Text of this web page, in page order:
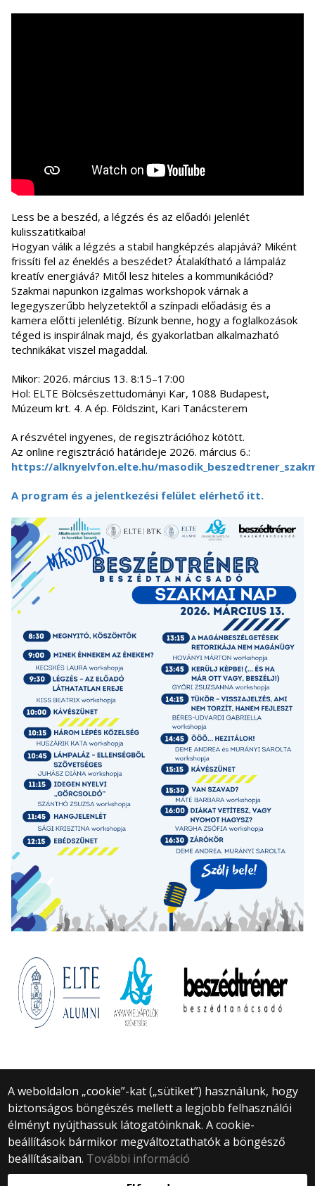
Less be a beszéd, a légzés és az előadói jelenlét
kulisszatitkaiba!
Hogyan válik a légzés a stabil hangképzés alapjává? Miként
frissíti fel az éneklés a beszédet? Átalakítható a lámpaláz
kreatív energiává? Mitől lesz hiteles a kommunikációd?
Szakmai napunkon izgalmas workshopok várnak a
legegyszerűbb helyzetektől a színpadi előadásig és a
kamera előtti jelenlétig. Bízunk benne, hogy a foglalkozások
téged is inspirálnak majd, és gyakorlatban alkalmazható
technikákat viszel magaddal.
Mikor: 2026. március 13. 8:15–17:00
Hol: ELTE Bölcsészettudományi Kar, 1088 Budapest,
Múzeum krt. 4. A ép. Földszint, Kari Tanácsterem
A részvétel ingyenes, de regisztrációhoz kötött.
Az online regisztráció határideje 2026. március 6.:
https://alknyelvfon.elte.hu/
A program és a jelentkezési felület elérhető itt.
A weboldalon „cookie”-kat („sütiket”) használunk, hogy
biztonságos böngészés mellett a legjobb felhasználói
élményt nyújthassuk látogatóinknak. A cookie-
beállítások bármikor megváltoztathatók a böngésző
beállításaiban. További információ
© 2025 Eötvös Loránd Tudományegyetem
Minden jog fenntartva.
1053 Budapest, Egyetem tér 1–3.
Központi telefonszám: +36 1 411 6500
Webfejlesztés: